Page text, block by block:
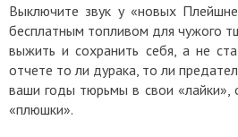
Выключите звук у «новых
бесплатным топливом для чужого
выжить и сохранить себя, а не
отчете то ли дурака, то ли
ваши годы тюрьмы в свои «лайки»,
«плюшки».